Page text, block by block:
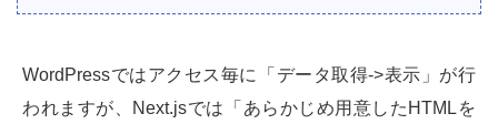
WordPressではアクセス毎に「データ取得->表示」が行
われますが、Next.jsでは「あらかじめ用意したHTMLを